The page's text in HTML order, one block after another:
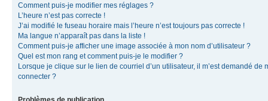
Comment puis-je modifier mes réglages ?
L’heure n’est pas correcte !
J’ai modifié le fuseau horaire mais l’heure n’est toujours pas correcte !
Ma langue n’apparaît pas dans la liste !
Comment puis-je afficher une image associée à mon nom d’utilisateur ?
Quel est mon rang et comment puis-je le modifier ?
Lorsque je clique sur le lien de courriel d’un utilisateur, il m’est demandé de
connecter ?